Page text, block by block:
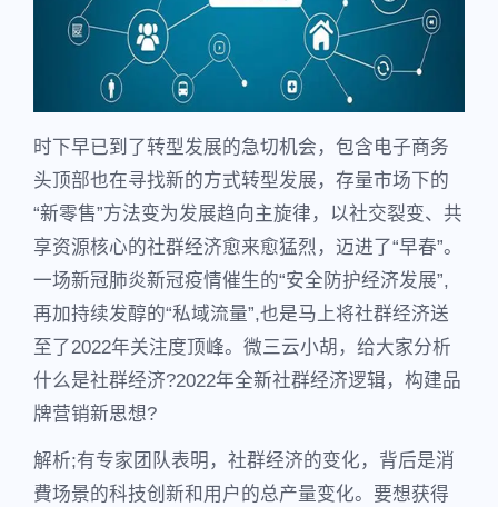
时下早已到了转型发展的急切机会，包含电子商务
头顶部也在寻找新的方式转型发展，存量市场下的
“新零售”方法变为发展趋向主旋律，以社交裂变、共
享资源核心的社群经济愈来愈猛烈，迈进了“早春”。
一场新冠肺炎新冠疫情催生的“安全防护经济发展”,
再加持续发醇的“私域流量”,也是马上将社群经济送
至了2022年关注度顶峰。微三云小胡，给大家分析
什么是社群经济?2022年全新社群经济逻辑，构建品
牌营销新思想?
解析;有专家团队表明，社群经济的变化，背后是消
費场景的科技创新和用户的总产量变化。要想获得